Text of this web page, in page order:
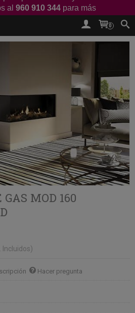
al 960 910 344 para más
0
MOD 160
Incluidos)
Hacer pregunta